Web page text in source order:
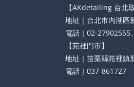
【AKdetailing 台北
地址｜台北市內湖區
電話｜02-27902555
【苑裡門市】
地址｜苗栗縣苑裡鎮
電話｜037-861727